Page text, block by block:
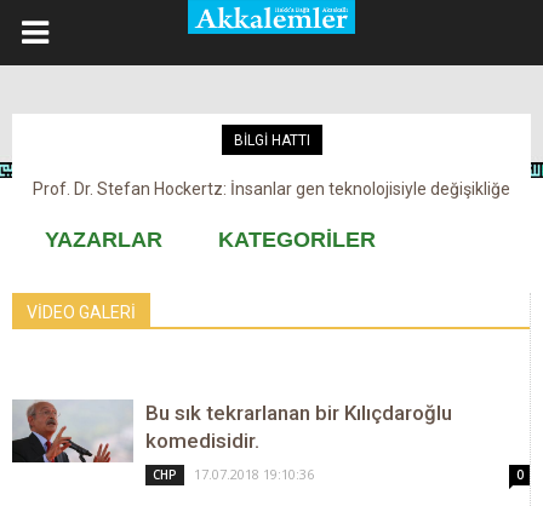
BİLGİ HATTI
Prof. Dr. Stefan Hockertz: İnsanlar gen teknolojisiyle değişikliğe
YAZARLAR KATEGORİLER
VİDEO GALERİ
Bu sık tekrarlanan bir Kılıçdaroğlu
komedisidir.
CHP 17.07.2018 19:10:36 0